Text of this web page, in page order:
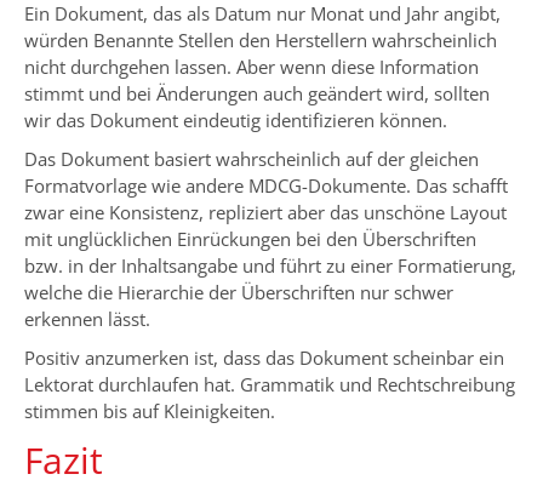
Ein Dokument, das als Datum nur Monat und Jahr angibt,
würden Benannte Stellen den Herstellern wahrscheinlich
nicht durchgehen lassen. Aber wenn diese Information
stimmt und bei Änderungen auch geändert wird, sollten
wir das Dokument eindeutig identifizieren können.
Das Dokument basiert wahrscheinlich auf der gleichen
Formatvorlage wie andere MDCG-Dokumente. Das schafft
zwar eine Konsistenz, repliziert aber das unschöne Layout
mit unglücklichen Einrückungen bei den Überschriften
bzw. in der Inhaltsangabe und führt zu einer Formatierung,
welche die Hierarchie der Überschriften nur schwer
erkennen lässt.
Positiv anzumerken ist, dass das Dokument scheinbar ein
Lektorat durchlaufen hat. Grammatik und Rechtschreibung
stimmen bis auf Kleinigkeiten.
Fazit